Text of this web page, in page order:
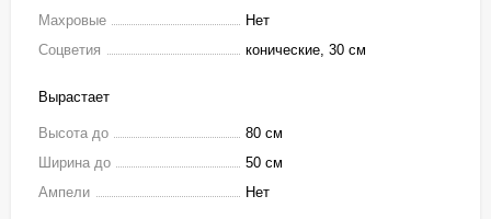
Махровые
Нет
Соцветия
конические, 30 см
Вырастает
Высота до
80 см
Ширина до
50 см
Ампели
Нет